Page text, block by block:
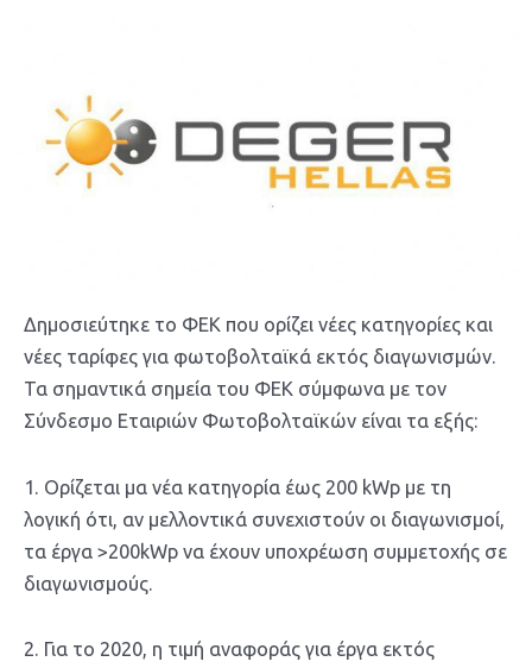
Δημοσιεύτηκε το ΦΕΚ που ορίζει νέες κατηγορίες και
νέες ταρίφες για φωτοβολταϊκά εκτός διαγωνισμών.
Τα σημαντικά σημεία του ΦΕΚ σύμφωνα με τον
Σύνδεσμο Εταιριών Φωτοβολταϊκών είναι τα εξής:
1. Ορίζεται μα νέα κατηγορία έως 200 kWp με τη
λογική ότι, αν μελλοντικά συνεχιστούν οι διαγωνισμοί,
τα έργα >200kWp να έχουν υποχρέωση συμμετοχής σε
διαγωνισμούς.
2. Για το 2020, η τιμή αναφοράς για έργα εκτός